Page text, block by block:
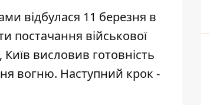
відбулася 11 березня в
постачання військової
Київ висловив готовність
вогню. Наступний крок -